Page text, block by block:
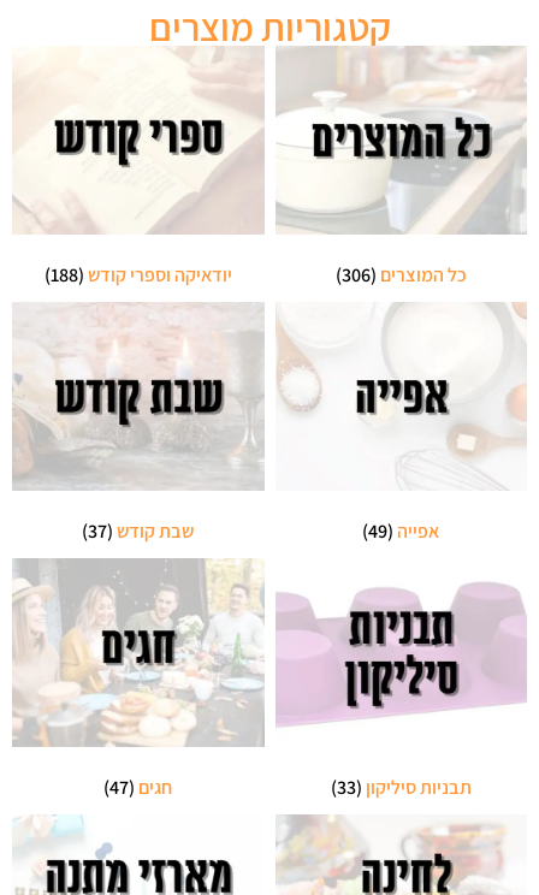
קטגוריות מוצרים
כל המוצרים (306) יודאיקה וספרי קודש(188)
אפייה(49) שבת קודש(37)
תבניות סיליקון (33) חגים (47)